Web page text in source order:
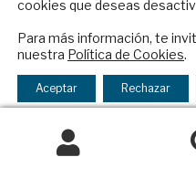
quienes participaron
literaria de sus
de los nacionalismos
equilibrios
la historia de los
o musulmanes.
Buscar
cookies que deseas
Para más información, te
nuestra Política de Cookies.
Aceptar Rechazar
Checkbox
acepto
la
política
de
política de privacidad